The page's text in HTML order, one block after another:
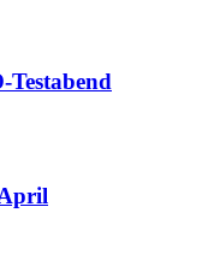
Testabend